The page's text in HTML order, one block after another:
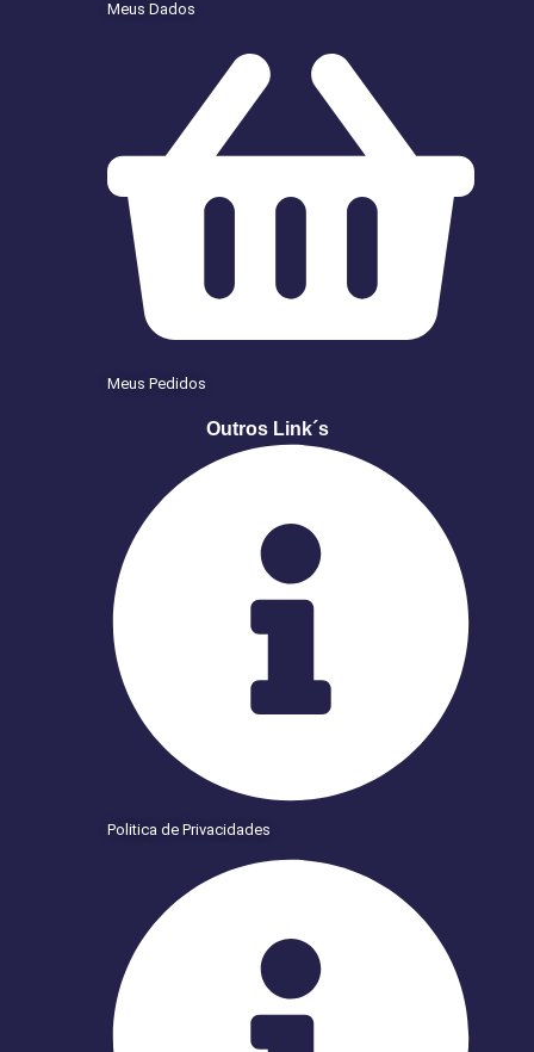
Meus Dados
Meus Pedidos
Outros Link´s
Politica de Privacidades